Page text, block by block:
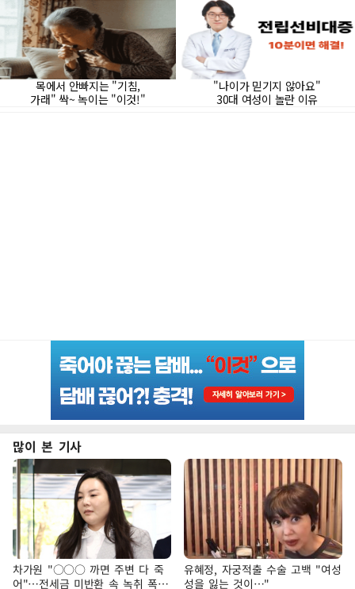
많이 본 기사
차가원 "○○○ 까면 주변 다 죽
어"…전세금 미반환 속 녹취 폭로
유혜정, 자궁적출 수술 고백 "여성
성을 잃는 것이…"